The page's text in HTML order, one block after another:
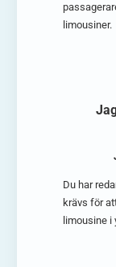
limousiner.
Du har
krävs för
limousine